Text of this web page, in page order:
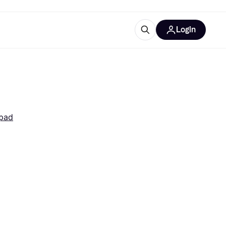
Login